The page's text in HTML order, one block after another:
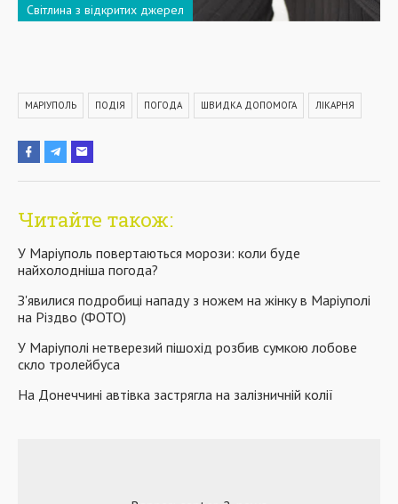
Світлина з відкритих джерел
МАРІУПОЛЬ ПОДІЯ ПОГОДА ШВИДКА ДОПОМОГА ЛІКАРНЯ
Читайте також:
У Маріуполь повертаються морози: коли буде
найхолодніша погода?
З'явилися подробиці нападу з ножем на жінку в Маріуполі
на Різдво (ФОТО)
У Маріуполі нетверезий пішохід розбив сумкою лобове
скло тролейбуса
На Донеччині автівка застрягла на залізничній колії